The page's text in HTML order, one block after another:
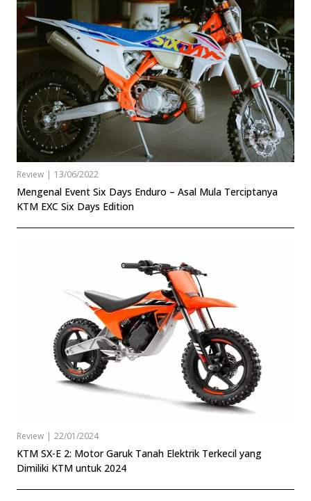
Review | 13/06/2022
Mengenal Event Six Days Enduro – Asal Mula Terciptanya
KTM EXC Six Days Edition
Review | 22/01/2024
KTM SX-E 2: Motor Garuk Tanah Elektrik Terkecil yang
Dimiliki KTM untuk 2024